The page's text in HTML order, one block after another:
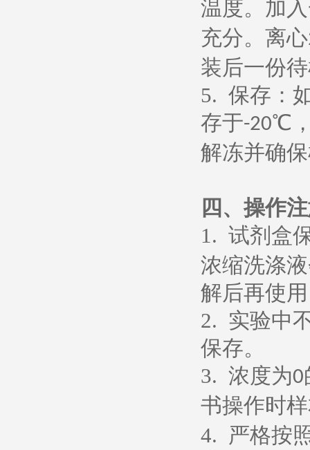
温度。加
充分。离心
装后一份
5. 保存：
存于-20℃
解冻并确
四、操作
1. 试剂盒
浓缩洗涤
解后再使
2. 实验中
保存。
3. 浓度为0
书操作时
4. 严格按